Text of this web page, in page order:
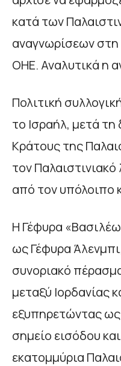
κατά των
αναγνωρίσεων στη
ΟΗΕ. Αναλυτικά η
Πολιτική
το Ισραήλ, μετά
Κράτους της
τον
από τον υπόλοιπο
Η Γέφυρα
ως Γέφυρα
συνοριακό
μεταξύ Ιορδανίας
εξυπηρετώντας
σημείο εισόδου
εκατομμύρια